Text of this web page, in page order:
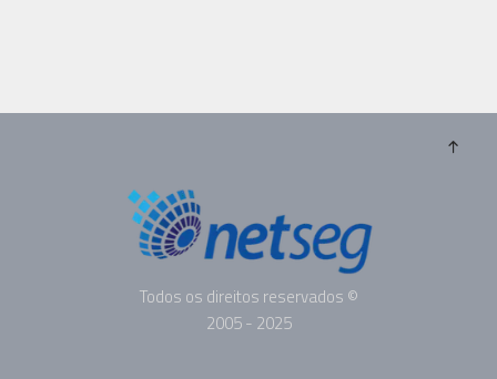
Todos os direitos reservados ©
2005 - 2025